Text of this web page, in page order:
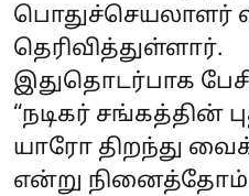
பொதுச்செயலாளர்
தெரிவித்துள்ளார்.
இதுதொடர்பாக
“நடிகர் சங்கத்தின்
யாரோ திறந்து
என்று